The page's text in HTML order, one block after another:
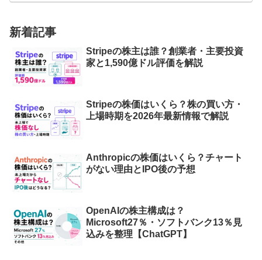
新着記事
Stripeの株主は誰？創業者・主要投資
家と1,590億ドル評価を解説
Stripeの株価はいくら？株の買い方・
上場時期を2026年最新情報で解説
Anthropicの株価はいくら？チャート
がない理由とIPO後の予想
OpenAIの株主構成は？
Microsoft27％・ソフトバンク13％見
込みを整理【ChatGPT】